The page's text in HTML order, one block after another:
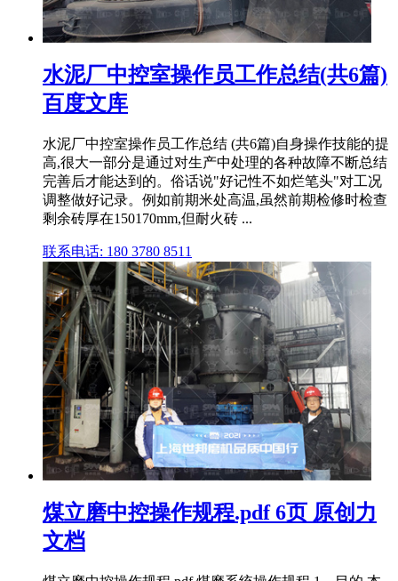
水泥厂中控室操作员工作总结(共6篇)
百度文库
水泥厂中控室操作员工作总结 (共6篇)自身操作技能的提
高,很大一部分是通过对生产中处理的各种故障不断总结
完善后才能达到的。俗话说"好记性不如烂笔头"对工况
调整做好记录。例如前期米处高温,虽然前期检修时检查
剩余砖厚在150170mm,但耐火砖 ...
联系电话: 180 3780 8511
煤立磨中控操作规程.pdf 6页 原创力
文档